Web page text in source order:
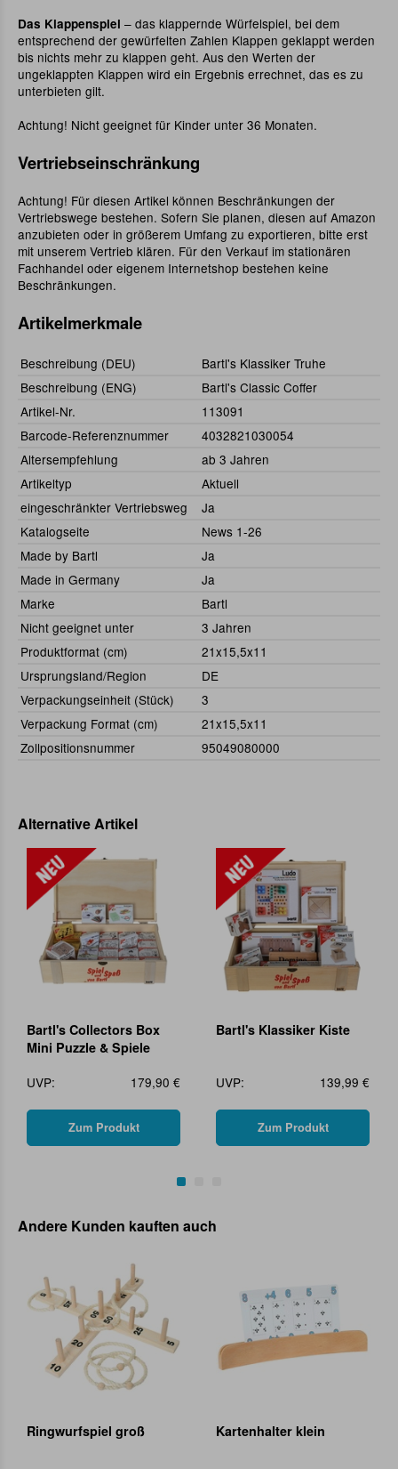
Das Klappenspiel – das klappernde Würfelspiel, bei dem
entsprechend der gewürfelten Zahlen Klappen geklappt werden
bis nichts mehr zu klappen geht. Aus den Werten der
ungeklappten Klappen wird ein Ergebnis errechnet, das es zu
unterbieten gilt.
Achtung! Nicht geeignet für Kinder unter 36 Monaten.
Vertriebseinschränkung
Achtung! Für diesen Artikel können Beschränkungen der
Vertriebswege bestehen. Sofern Sie planen, diesen auf Amazon
anzubieten oder in größerem Umfang zu exportieren, bitte erst
mit unserem Vertrieb klären. Für den Verkauf im stationären
Fachhandel oder eigenem Internetshop bestehen keine
Beschränkungen.
Artikelmerkmale
Beschreibung (DEU)
Bartl's Klassiker Truhe
Beschreibung (ENG)
Bartl's Classic Coffer
Artikel-Nr.
113091
Barcode-Referenznummer
4032821030054
Altersempfehlung
ab 3 Jahren
Artikeltyp
Aktuell
eingeschränkter Vertriebsweg
Ja
Katalogseite
News 1-26
Made by Bartl
Ja
Made in Germany
Ja
Marke
Bartl
Nicht geeignet unter
3 Jahren
Produktformat (cm)
21x15,5x11
Ursprungsland/Region
DE
Verpackungseinheit (Stück)
3
Verpackung Format (cm)
21x15,5x11
Zollpositionsnummer
95049080000
Alternative Artikel
Bartl's Collectors Box
Mini Puzzle & Spiele
UVP:
179,90 €
Zum Produkt
Bartl's Klassiker Kiste
UVP: 139,99 €
Zum Produkt
Andere Kunden kauften auch
Ringwurfspiel groß Kartenhalter klein